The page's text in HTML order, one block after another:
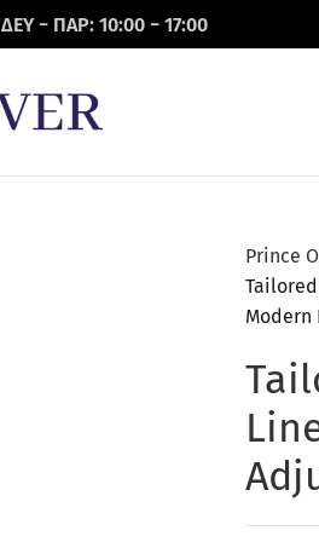
ΔΕΥ − ΠΑΡ: 10:00 − 17:00
Prince
Modern